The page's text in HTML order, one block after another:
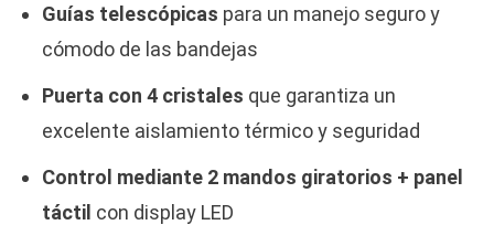
Guías telescópicas para un manejo seguro y
cómodo de las bandejas
Puerta con 4 cristales que garantiza un
excelente aislamiento térmico y seguridad
Control mediante 2 mandos giratorios + panel
táctil con display LED